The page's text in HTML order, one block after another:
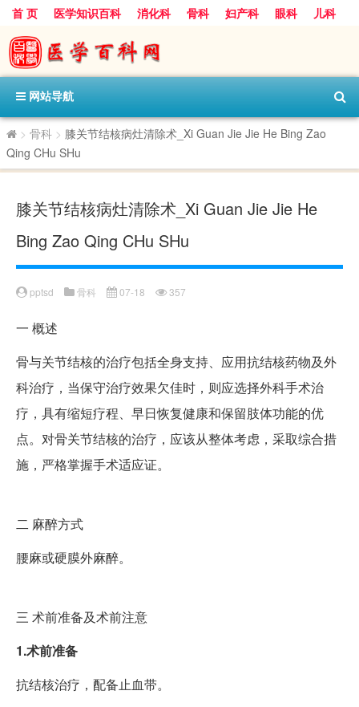
首 页 医学知识百科 消化科 骨科 妇产科 眼科
儿科
心血管病科
呼吸科 神经科
内分泌科
口腔科
网站导航
> 骨科 > 膝关节结核病灶清除术_Xi Guan Jie Jie He Bing Zao
Qing CHu SHu
膝关节结核病灶清除术_Xi Guan Jie Jie He
Bing Zao Qing CHu SHu
pptsd 骨科 07-18 357
一 概述
骨与关节结核的治疗包括全身支持、应用抗结核药物及外
科治疗，当保守治疗效果欠佳时，则应选择外科手术治
疗，具有缩短疗程、早日恢复健康和保留肢体功能的优
点。对骨关节结核的治疗，应该从整体考虑，采取综合措
施，严格掌握手术适应证。
二 麻醉方式
腰麻或硬膜外麻醉。
三 术前准备及术前注意
1.术前准备
抗结核治疗，配备止血带。